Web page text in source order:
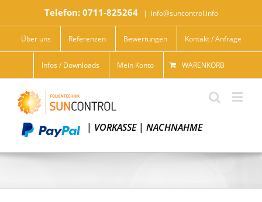
Telefon: 0711-825264 | info@suncontrol.info
Über uns Referenzen Bewertungen Kontakt / Anfrage
Infos / Downloads Mein Konto WARENKORB
| VORKASSE| NACHNAHME